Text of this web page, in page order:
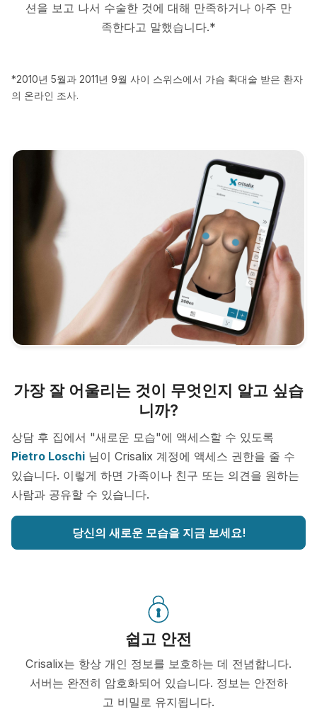
션을 보고 나서 수술한 것에 대해 만족하거나 아주 만
족한다고 말했습니다.*
*2010년 5월과 2011년 9월 사이 스위스에서 가슴 확대술 받은 환자
의 온라인 조사.
가장 잘 어울리는 것이 무엇인지 알고 싶습
니까?
상담 후 집에서 "새로운 모습"에 액세스할 수 있도록
Pietro Loschi 님이 Crisalix 계정에 액세스 권한을 줄 수
있습니다. 이렇게 하면 가족이나 친구 또는 의견을 원하는
사람과 공유할 수 있습니다.
당신의 새로운 모습을 지금 보세요!
쉽고 안전
Crisalix는 항상 개인 정보를 보호하는 데 전념합니다.
서버는 완전히 암호화되어 있습니다. 정보는 안전하
고 비밀로 유지됩니다.